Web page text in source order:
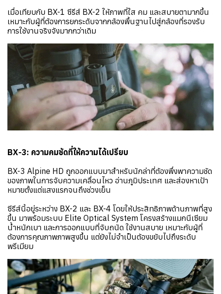
เมื่อเทียบกับ BX-1 ซีรีส์ BX-2 ให้ภาพที่ใส คม และสบายตามากขึ้น
เหมาะกับผู้ที่ต้องการยกระดับจากกล้องพื้นฐานไปสู่กล้องที่รองรับ
การใช้งานจริงจังมากกว่าเดิม
BX-3: ความคมชัดที่ให้ความได้เปรียบ
BX-3 Alpine HD ถูกออกแบบมาสำหรับนักล่าที่ต้องพึ่งพาความชัด
ของภาพในการจับความเคลื่อนไหว อ่านภูมิประเทศ และส่องหาเป้า
หมายตั้งแต่แสงแรกจนถึงช่วงเย็น
ซีรีส์นี้อยู่ระหว่าง BX-2 และ BX-4 โดยให้ประสิทธิภาพด้านภาพที่สูง
ขึ้น มาพร้อมระบบ Elite Optical System โครงสร้างแมกนีเซียม
น้ำหนักเบา และการออกแบบที่จับถนัด ใช้งานสบาย เหมาะกับผู้ที่
ต้องการคุณภาพภาพสูงขึ้น แต่ยังไม่จำเป็นต้องขยับไปถึงระดับ
พรีเมียม